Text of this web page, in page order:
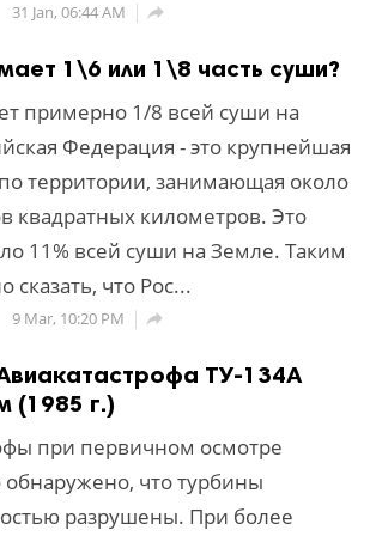
31 Jan, 06:44 AM 
1\6 или 1\8 часть суши?
примерно 1/8 всей суши на
Федерация - это крупнейшая
территории, занимающая около
квадратных километров. Это
11% всей суши на Земле. Таким
что Рос...
9 Mar, 10:20 PM 
ТУ-134А
(1985 г.)
при первичном осмотре
что турбины
разрушены. При более